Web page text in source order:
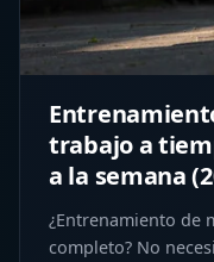
trabajo a
a la semana
¿Entrenamiento de
completo? No